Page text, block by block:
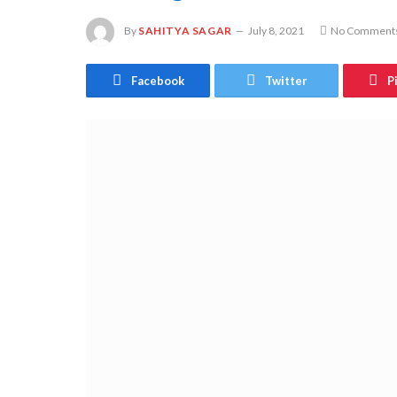
By SAHITYA SAGAR July 8, 2021 No
Facebook Twitter